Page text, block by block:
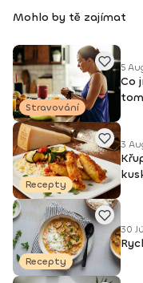
Mohlo by tě zajímat
Stravování
5
Co
Recepty
3
Recepty
30